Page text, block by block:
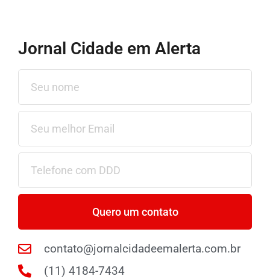
Jornal Cidade em Alerta
Quero um contato
contato@jornalcidadeemalerta.com.br
(11) 4184-7434